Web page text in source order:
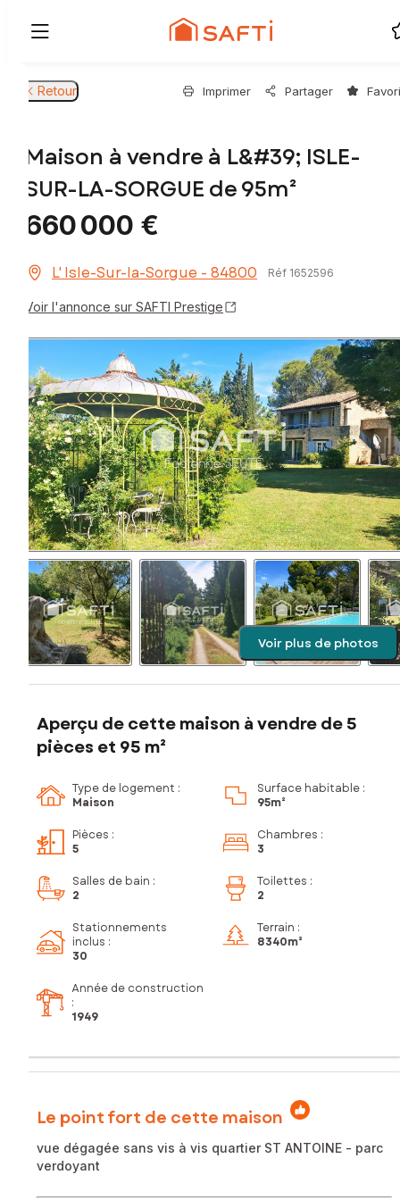
Retour Imprimer Partager
Maison à vendre à L&#39; ISLE-
SUR-LA-SORGUE de 95m²
660 000 €
L' Isle-Sur-la-Sorgue - 84800 Réf 1652596
Voir l'annonce sur SAFTI Prestige
Voir plus de photos
Aperçu de cette maison à vendre de 5
pièces et 95 m²
Type de logement :
Maison
Surface habitable :
95m²
Pièces :
5
Chambres :
3
Salles de bain :
2
Toilettes :
2
Stationnements
inclus :
30
Terrain :
8 340m²
Année de construction
:
1949
Le point fort de cette maison
vue dégagée sans vis à vis quartier ST ANTOINE - parc
verdoyant